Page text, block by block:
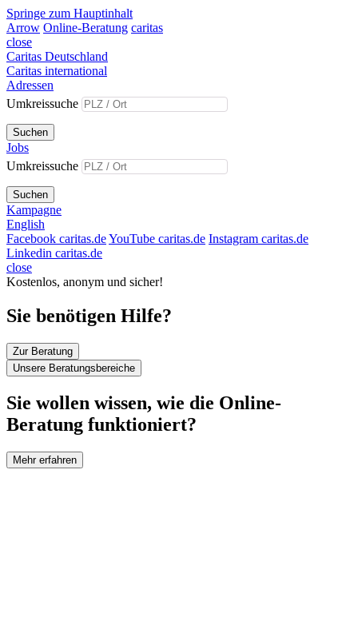
Springe zum Hauptinhalt
Arrow Online-Beratung caritas
close
Caritas Deutschland
Caritas international
Adressen
Umkreissuche
Suchen
Jobs
Umkreissuche
Suchen
Kampagne
English
Facebook caritas.deYouTube caritas.de Instagram caritas.de
Linkedin caritas.de
close
Kostenlos, anonym und sicher!
Sie benötigen Hilfe?
Zur Beratung
Unsere Beratungsbereiche
Sie wollen wissen, wie die Online-
Beratung funktioniert?
Mehr erfahren